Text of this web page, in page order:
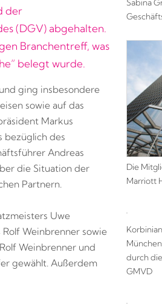
der
(DGV) abgehalten.
Branchentreff, was
belegt wurde.
ging insbesondere
sowie auf das
Markus
bezüglich des
Andreas
die Situation der
Partnern.
Uwe
Weinbrenner sowie
Weinbrenner und
gewählt. Außerdem
Sabina
Die
Marriott
durch
GMVD